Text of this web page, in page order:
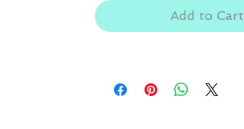
Add to Cart